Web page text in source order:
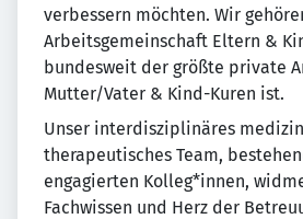
verbessern möchten. Wir
Arbeitsgemeinschaft Eltern &
bundesweit der größte private
Mutter/Vater & Kind-Kuren ist.
Unser interdisziplinäres
therapeutisches Team,
engagierten Kolleg*innen,
Fachwissen und Herz der